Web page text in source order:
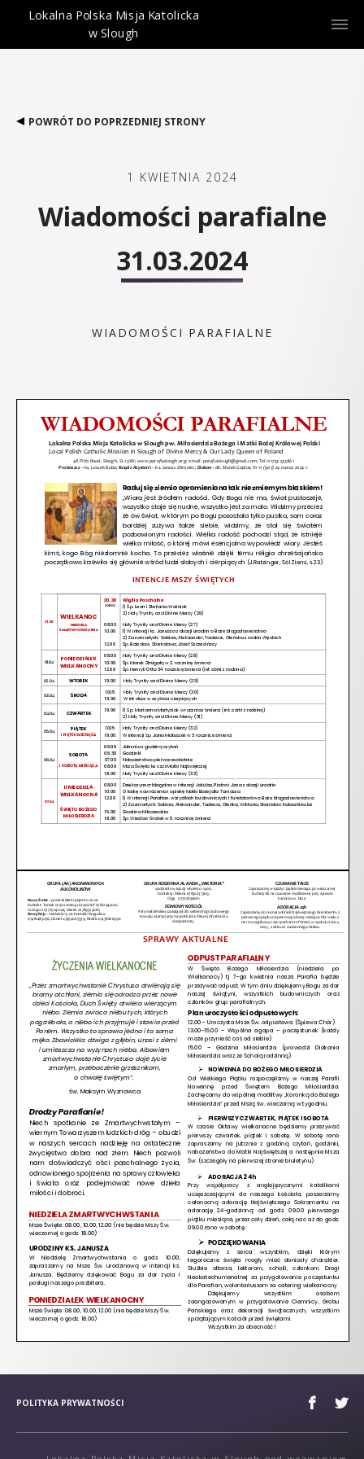
Lokalna Polska Misja Katolicka
w Slough
POWRÓT DO POPRZEDNIEJ STRONY
1 KWIETNIA 2024
Wiadomości parafialne
31.03.2024
WIADOMOŚCI PARAFIALNE
POLITYKA PRYWATNOŚCI